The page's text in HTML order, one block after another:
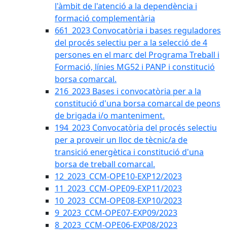
l'àmbit de l'atenció a la dependència i
formació complementària
661_2023 Convocatòria i bases reguladores
del procés selectiu per a la selecció de 4
persones en el marc del Programa Treball i
Formació, línies MG52 i PANP i constitució
borsa comarcal.
216_2023 Bases i convocatòria per a la
constitució d'una borsa comarcal de peons
de brigada i/o manteniment.
194_2023 Convocatòria del procés selectiu
per a proveir un lloc de tècnic/a de
transició energètica i constitució d'una
borsa de treball comarcal.
12_2023_CCM-OPE10-EXP12/2023
11_2023_CCM-OPE09-EXP11/2023
10_2023_CCM-OPE08-EXP10/2023
9_2023_CCM-OPE07-EXP09/2023
8_2023_CCM-OPE06-EXP08/2023